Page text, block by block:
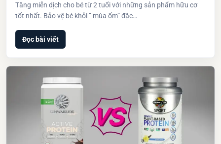
Tăng miễn dịch cho bé từ 2 tuổi với những sản phẩm hữu cơ
tốt nhất. Bảo vệ bé khỏi ” mùa ốm” đặc…
Đọc bài viết